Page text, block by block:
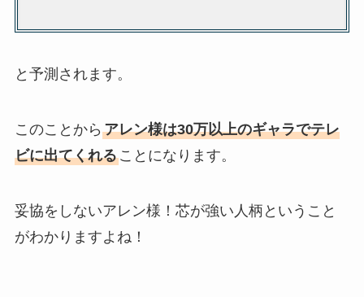
と予測されます。
このことから アレン様は30万以上のギャラでテレ
ビに出てくれることになります。
妥協をしないアレン様！芯が強い人柄ということ
がわかりますよね！